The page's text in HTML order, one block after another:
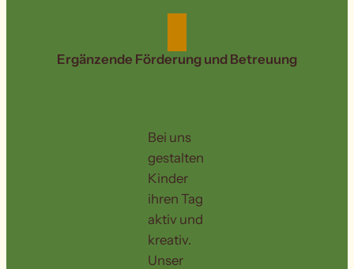
Ergänzende Förderung und Betreuung
Bei uns
gestalten
Kinder
ihren Tag
aktiv und
kreativ.
Unser